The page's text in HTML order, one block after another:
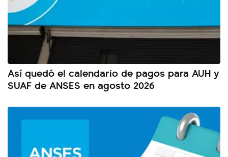
Así quedó el calendario de pagos para AUH y
SUAF de ANSES en agosto 2026